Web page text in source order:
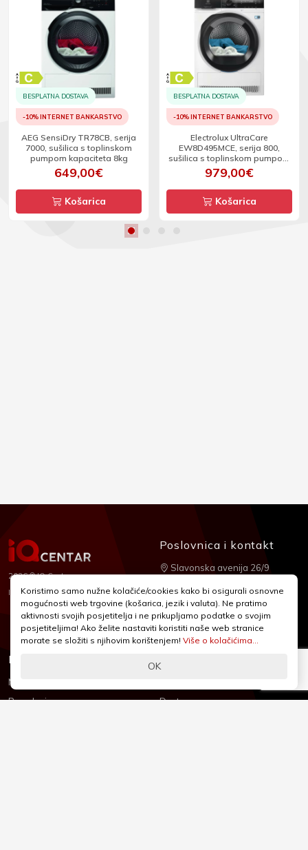
BESPLATNA DOSTAVA
-10% INTERNET BANKARSTVO
AEG SensiDry TR78CB, serija
7000, sušilica s toplinskom
pumpom kapaciteta 8kg
649,00€
Košarica
BESPLATNA DOSTAVA
-10% INTERNET BANKARSTVO
Electrolux UltraCare
EW8D495MCE, serija 800,
sušilica s toplinskom pumpom
kapaciteta 9kg
979,00€
Košarica
2026 © IQ Centar
Izrada:Nubilus
Informacije
Novosti & Promocije
Brandovi
Podrška
Dostava
Poslovnica i kontakt
Slavonska avenija 26/9
+385 1 2455 950
webshop@iqcentar.hr
Pon - Pet od 9 - 17h
Koristimo samo nužne kolačiće/cookies kako bi osigurali osnovne
mogućnosti web trgovine (košarica, jezik i valuta). Ne pratimo
aktivnosti svojih posjetitelja i ne prikupljamo podatke o svojim
posjetiteljima! Ako želite nastaviti koristiti naše web stranice
morate se složiti s njihovim korištenjem! Više o kolačićima...
OK